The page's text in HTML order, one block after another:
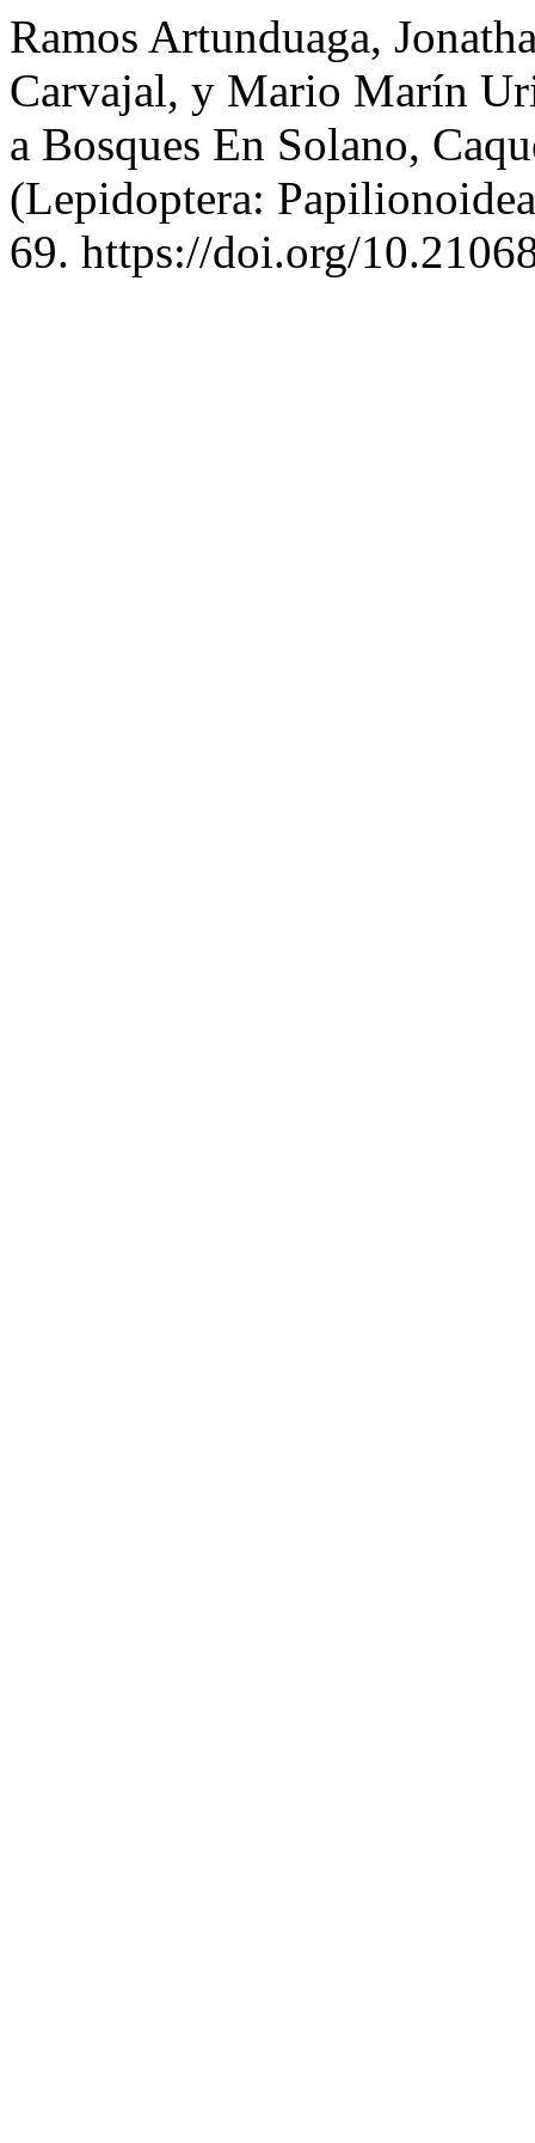
Ramos Artunduaga,
Carvajal, y Mario Marín
a Bosques En Solano,
(Lepidoptera:
69. https://doi.org/